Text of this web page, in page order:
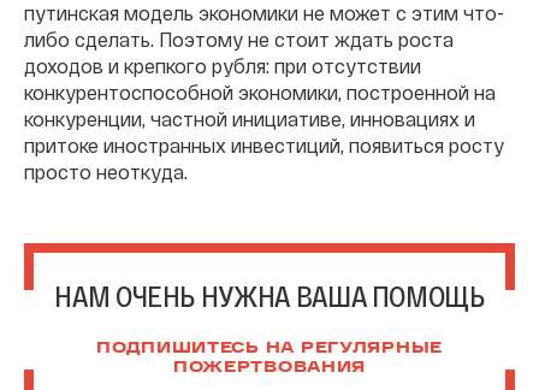
путинская модель экономики не может с этим что-
либо сделать. Поэтому не стоит ждать роста
доходов и крепкого рубля: при отсутствии
конкурентоспособной экономики, построенной на
конкуренции, частной инициативе, инновациях и
притоке иностранных инвестиций, появиться росту
просто неоткуда.
НАМ ОЧЕНЬ НУЖНА ВАША ПОМОЩЬ
ПОДПИШИТЕСЬ НА РЕГУЛЯРНЫЕ
ПОЖЕРТВОВАНИЯ